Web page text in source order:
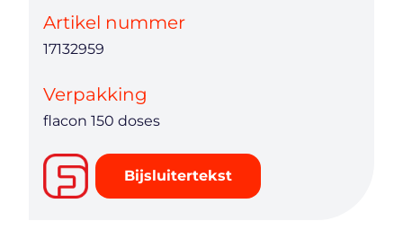
Artikel nummer
17132959
Verpakking
flacon 150 doses
Bijsluitertekst